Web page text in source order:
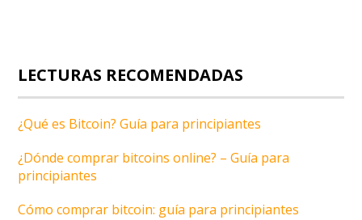
LECTURAS RECOMENDADAS
¿Qué es Bitcoin? Guía para principiantes
¿Dónde comprar bitcoins online? – Guía para
principiantes
Cómo comprar bitcoin: guía para principiantes